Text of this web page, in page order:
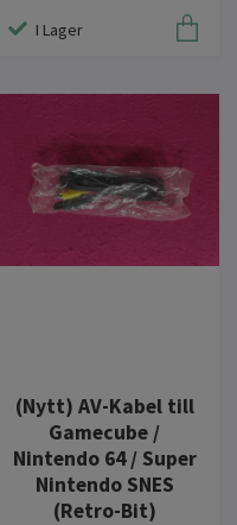
I Lager
(Nytt) AV-Kabel till
Gamecube /
Nintendo 64 / Super
Nintendo SNES
(Retro-Bit)